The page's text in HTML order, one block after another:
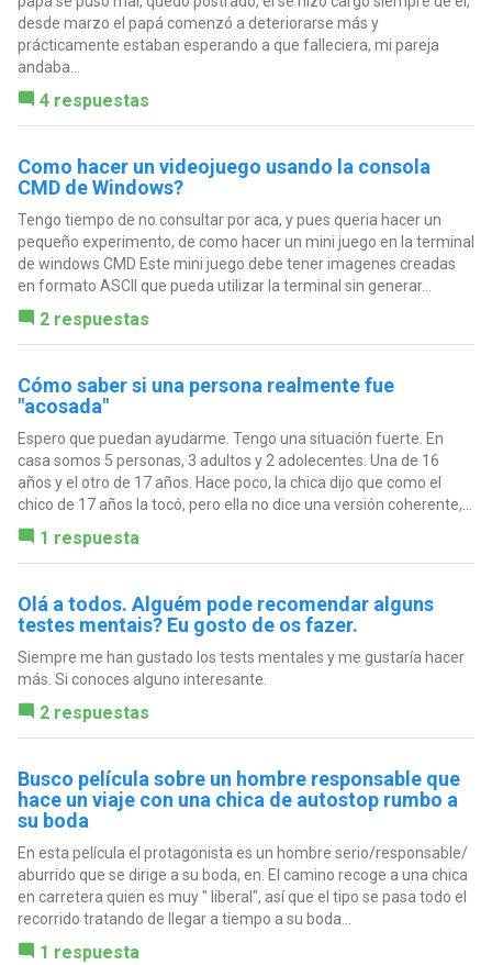
desde marzo el papá comenzó a deteriorarse más y
prácticamente estaban esperando a que falleciera, mi pareja
andaba...
4 respuestas
Como hacer un videojuego usando la consola
CMD de Windows?
Tengo tiempo de no consultar por aca, y pues queria hacer un
pequeño experimento, de como hacer un mini juego en la terminal
de windows CMD Este mini juego debe tener imagenes creadas
en formato ASCII que pueda utilizar la terminal sin generar...
2 respuestas
Cómo saber si una persona realmente fue
"acosada"
Espero que puedan ayudarme. Tengo una situación fuerte. En
casa somos 5 personas, 3 adultos y 2 adolecentes. Una de 16
años y el otro de 17 años. Hace poco, la chica dijo que como el
chico de 17 años la tocó, pero ella no dice una versión coherente,...
1 respuesta
Olá a todos. Alguém pode recomendar alguns
testes mentais? Eu gosto de os fazer.
Siempre me han gustado los tests mentales y me gustaría hacer
más. Si conoces alguno interesante.
2 respuestas
Busco película sobre un hombre responsable que
hace un viaje con una chica de autostop rumbo a
su boda
En esta película el protagonista es un hombre serio/responsable/
aburrido que se dirige a su boda, en. El camino recoge a una chica
en carretera quien es muy " liberal", así que el tipo se pasa todo el
recorrido tratando de llegar a tiempo a su boda...
1 respuesta